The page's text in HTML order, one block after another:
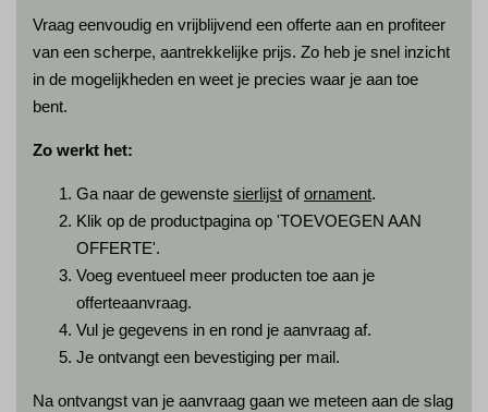
Vraag eenvoudig en vrijblijvend een offerte aan en profiteer
van een scherpe, aantrekkelijke prijs. Zo heb je snel inzicht
in de mogelijkheden en weet je precies waar je aan toe
bent.
Zo werkt het:
Ga naar de gewenste sierlijst ofornament.
Klik op de productpagina op 'TOEVOEGEN AAN
OFFERTE'.
Voeg eventueel meer producten toe aan je
offerteaanvraag.
Vul je gegevens in en rond je aanvraag af.
Je ontvangt een bevestiging per mail.
Na ontvangst van je aanvraag gaan we meteen aan de slag